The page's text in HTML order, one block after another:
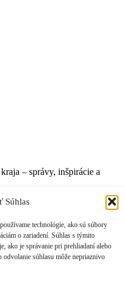
Súhlas
technológie, ako sú súbory
o zariadení. Súhlas s týmito
ako je správanie pri prehliadaní alebo
odvolanie súhlasu môže nepriaznivo
– správy, inšpirácie a